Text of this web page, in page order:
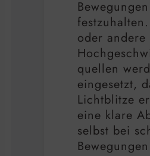
oder andere
quellen
eingesetzt,
Lichtblitze
eine klare
selbst bei